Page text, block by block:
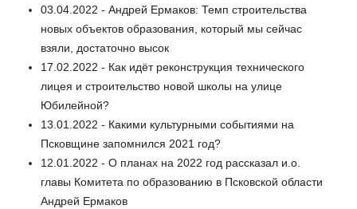
03.04.2022 - Андрей Ермаков: Темп строительства
новых объектов образования, который мы сейчас
взяли, достаточно высок
17.02.2022 - Как идёт реконструкция технического
лицея и строительство новой школы на улице
Юбилейной?
13.01.2022 - Какими культурными событиями на
Псковщине запомнился 2021 год?
12.01.2022 - О планах на 2022 год рассказал и.о.
главы Комитета по образованию в Псковской области
Андрей Ермаков